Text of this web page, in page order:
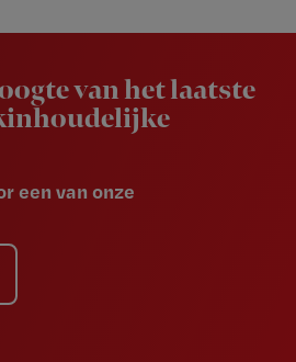
van het laatste
een van onze